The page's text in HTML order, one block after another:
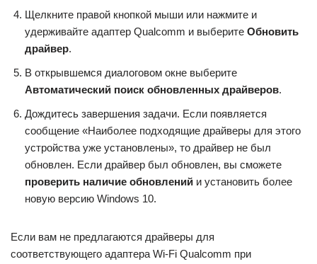
Щелкните правой кнопкой мыши или нажмите и
удерживайте адаптер Qualcomm и выберите Обновить
драйвер.
В открывшемся диалоговом окне выберите
Автоматический поиск обновленных драйверов.
Дождитесь завершения задачи. Если появляется
сообщение «Наиболее подходящие драйверы для этого
устройства уже установлены», то драйвер не был
обновлен. Если драйвер был обновлен, вы сможете
проверить наличие обновлений и установить более
новую версию Windows 10.
Если вам не предлагаются драйверы для
соответствующего адаптера Wi-Fi Qualcomm при